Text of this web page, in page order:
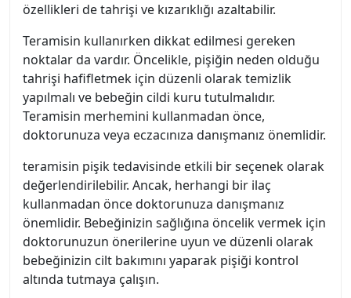
özellikleri de tahrişi ve kızarıklığı azaltabilir.
Teramisin kullanırken dikkat edilmesi gereken
noktalar da vardır. Öncelikle, pişiğin neden olduğu
tahrişi hafifletmek için düzenli olarak temizlik
yapılmalı ve bebeğin cildi kuru tutulmalıdır.
Teramisin merhemini kullanmadan önce,
doktorunuza veya eczacınıza danışmanız önemlidir.
teramisin pişik tedavisinde etkili bir seçenek olarak
değerlendirilebilir. Ancak, herhangi bir ilaç
kullanmadan önce doktorunuza danışmanız
önemlidir. Bebeğinizin sağlığına öncelik vermek için
doktorunuzun önerilerine uyun ve düzenli olarak
bebeğinizin cilt bakımını yaparak pişiği kontrol
altında tutmaya çalışın.